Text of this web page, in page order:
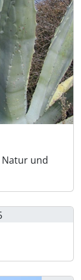
und